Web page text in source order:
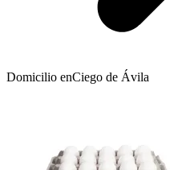
Domicilio enCiego de Ávila